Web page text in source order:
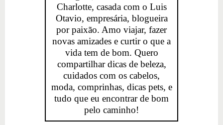
Charlotte, casada com o Luis
Otavio, empresária, blogueira
por paixão. Amo viajar, fazer
novas amizades e curtir o que a
vida tem de bom. Quero
compartilhar dicas de beleza,
cuidados com os cabelos,
moda, comprinhas, dicas pets, e
tudo que eu encontrar de bom
pelo caminho!